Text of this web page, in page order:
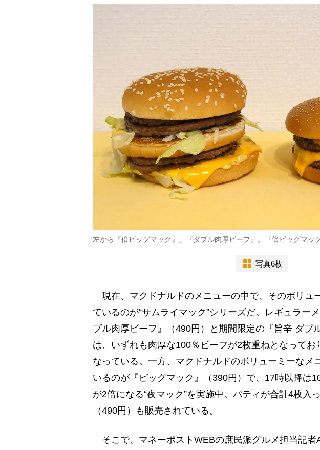
左から『倍ビッグマック』、『ダブル肉厚ビーフ』。『倍ビッグマッ
写真6枚
現在、マクドナルドのメニューの中で、そのボリュ
ているのが“サムライマック”シリーズだ。レギュラー
ブル肉厚ビーフ』（490円）と期間限定の『旨辛 ダブ
は、いずれも肉厚な100％ビーフが2枚重ねとなってお
なっている。一方、マクドナルドのボリューミーなメ
いるのが『ビッグマック』（390円）で、17時以降は
が2倍になる“夜マック”を実施中。パティが合計4枚入
（490円）も販売されている。
そこで、マネーポストWEBの庶民派グルメ担当記者